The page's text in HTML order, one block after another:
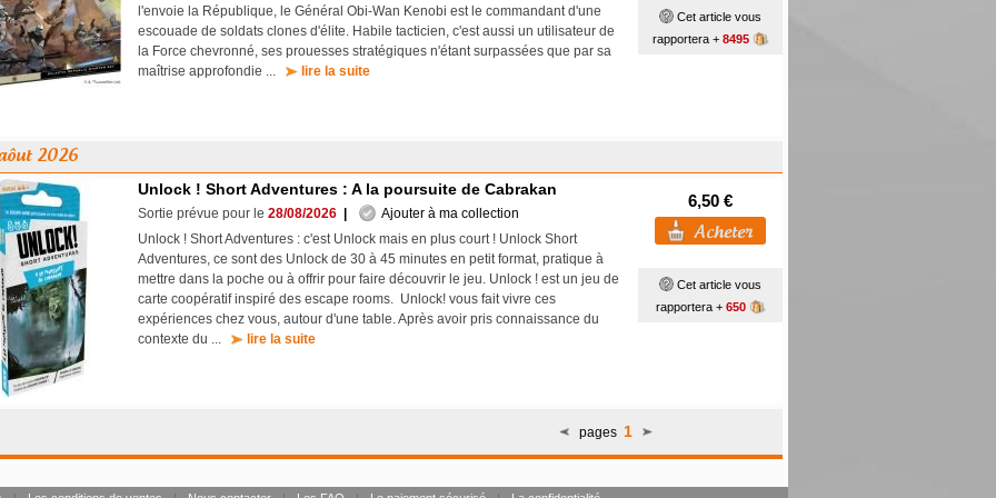
l'envoie la République, le Général Obi-Wan Kenobi est le commandant d'une
escouade de soldats clones d'élite. Habile tacticien, c'est aussi un utilisateur de
la Force chevronné, ses prouesses stratégiques n'étant surpassées que par sa
maîtrise approfondie ...
lire la suite
Cet article vous
rapportera + 8495
2026
Unlock ! Short Adventures : A la poursuite de Cabrakan
Sortie prévue pour le 28/08/2026
Ajouter à ma collection
Unlock ! Short Adventures : c'est Unlock mais en plus court ! Unlock Short
Adventures, ce sont des Unlock de 30 à 45 minutes en petit format, pratique à
mettre dans la poche ou à offrir pour faire découvrir le jeu. Unlock ! est un jeu de
carte coopératif inspiré des escape rooms. Unlock! vous fait vivre ces
expériences chez vous, autour d'une table. Après avoir pris connaissance du
contexte du ...
lire la suite
6,50 €
Cet article vous
rapportera + 650
pages 1